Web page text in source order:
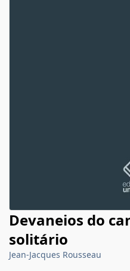
Devaneios do
solitário
Jean-Jacques Rousseau